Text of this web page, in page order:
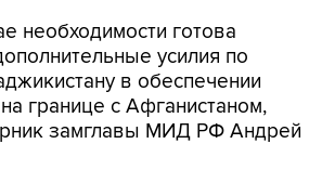
необходимости готова
усилия по
в обеспечении
границе с Афганистаном,
замглавы МИД РФ Андрей